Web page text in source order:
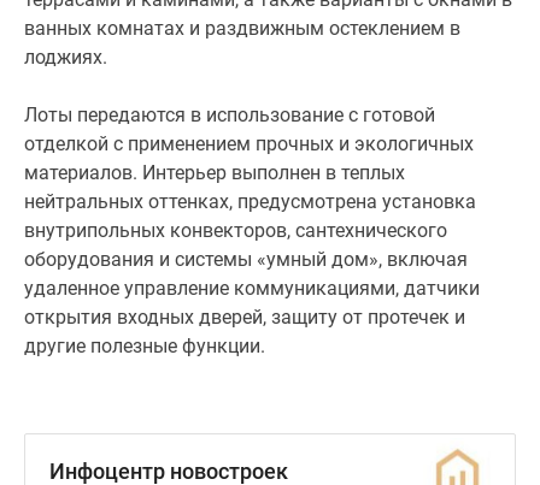
ванных комнатах и раздвижным остеклением в
лоджиях.
Лоты передаются в использование с готовой
отделкой с применением прочных и экологичных
материалов. Интерьер выполнен в теплых
нейтральных оттенках, предусмотрена установка
внутрипольных конвекторов, сантехнического
оборудования и системы «умный дом», включая
удаленное управление коммуникациями, датчики
открытия входных дверей, защиту от протечек и
другие полезные функции.
Инфоцентр новостроек